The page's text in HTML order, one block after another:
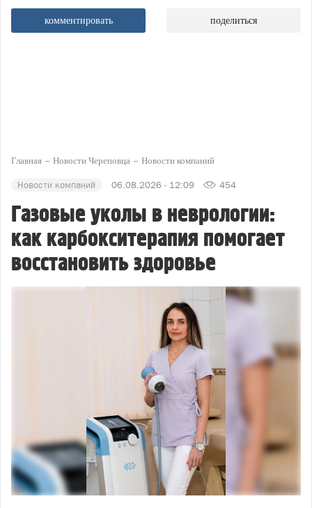
комментировать поделиться
Главная Новости Череповца Новости компаний
Новости компаний 06.08.2026 - 12:09 454
Газовые уколы в неврологии:
как карбокситерапия помогает
восстановить здоровье